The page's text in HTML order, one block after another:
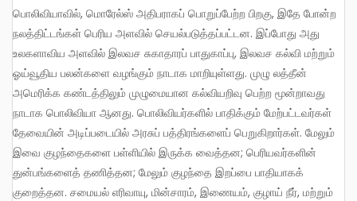
பொலிவியாவில், மொரேல்ஸ் அதிபராகப் பொறுப்பேற்ற பிறகு, இதே போன்ற
நலத்திட்டங்கள் பெரிய அளவில் செயல்படுத்தப்பட்டன. இப்போது அது
உலகளாவிய அளவில் இலவச சுகாதாரப் பாதுகாப்பு, இலவச கல்வி மற்றும்
ஓய்வூதிய பலன்களை வழங்கும் நாடாக மாறியுள்ளது. முழு லத்தீன்
அமெரிக்க கண்டத்திலும் முழுமையான கல்வியறிவு பெற்ற மூன்றாவது
நாடாக பொலிவியா ஆனது. பொலிவியர்களில் பாதிக்கும் மேற்பட்டவர்கள்
தேவையின் அடிப்படையில் அரசுப் பத்திரங்களைப் பெறுகிறார்கள். மேலும்
இவை குழந்தைகளை பள்ளியில் இருக்க வைத்தன; பெரியவர்களின்
துன்பங்களைத் தணித்தன; மேலும் குழந்தை இறப்பை பாதியாகக்
குறைத்தன. சமையல் எரிவாயு, மின்சாரம், இணையம், குழாய் நீர், மற்றும்